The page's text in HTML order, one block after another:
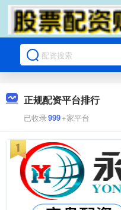
正规配资平台排行
已收录999+家平台